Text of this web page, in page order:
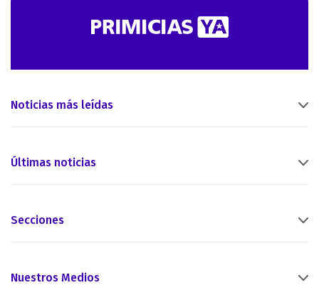
Noticias más leídas
Últimas noticias
Secciones
Nuestros Medios